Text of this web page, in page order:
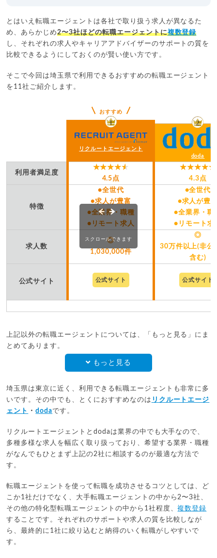
とはいえ転職エージェントは各社で取り扱う求人が異なるた
め、あらかじめ2〜3社ほどの転職エージェントに複数登録
し、それぞれの求人やキャリアアドバイザーのサポートの質を
比較できるようにしておくのが賢い使い方です。
そこで今回は埼玉県で利用できるおすすめの転職エージェント
を11社ご紹介します。
おすすめ
リクルートエージェント
doda
利用者満足度
4.5点
4.3点
特徴
●全世代
●求人が豊富
●全業界・職種
●リモート求人
●全世代
●求人が豊
●全業界・職
●リモート求
求人数
◎
1,030,000件
◎
30万件以上(非公
含む)
公式サイト 公式サイト 公式サイト
スクロールできます
上記以外の転職エージェントについては、「もっと見る」にま
とめてあります。
もっと見る
埼玉県は東京に近く、利用できる転職エージェントも非常に多
いです。その中でも、とくにおすすめなのは リクルートエージ
ェント
・dodaです。
リクルートエージェントとdodaは業界の中でも大手なので、
多種多様な求人を幅広く取り扱っており、希望する業界・職種
がなんでもひとまず上記の2社に相談するのが最適な方法で
す。
転職エージェントを使って転職を成功させるコツとしては、ど
こか1社だけでなく、大手転職エージェントの中から2〜3社、
その他の特化型転職エージェントの中から1社程度、複数登録
することです。それぞれのサポートや求人の質を比較しなが
ら、最終的に1社に絞り込むと納得のいく転職がしやすいで
す。